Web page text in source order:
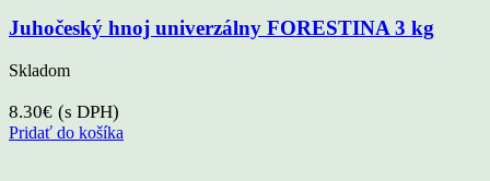
Juhočeský hnoj univerzálny FORESTINA 3 kg
Skladom
8.30€ (s DPH)
Pridať do košíka